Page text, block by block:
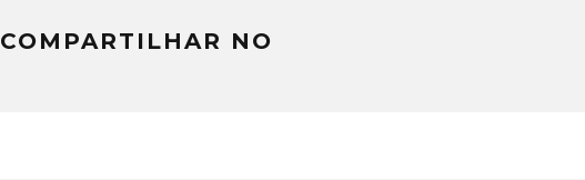
COMPARTILHAR NO